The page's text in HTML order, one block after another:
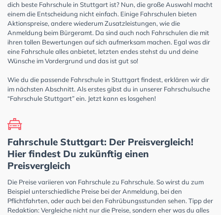
dich beste Fahrschule in Stuttgart ist? Nun, die große Auswahl macht
einem die Entscheidung nicht einfach. Einige Fahrschulen bieten
Aktionspreise, andere wiederum Zusatzleistungen, wie die
Anmeldung beim Bürgeramt. Da sind auch noch Fahrschulen die mit
ihren tollen Bewertungen auf sich aufmerksam machen. Egal was dir
eine Fahrschule alles anbietet, letzten endes stehst du und deine
Wünsche im Vordergrund und das ist gut so!
Wie du die passende Fahrschule in Stuttgart findest, erklären wir dir
im nächsten Abschnitt. Als erstes gibst du in unserer Fahrschulsuche
“Fahrschule Stuttgart” ein. Jetzt kann es losgehen!
Fahrschule Stuttgart: Der Preisvergleich!
Hier findest Du zukünftig einen
Preisvergleich
Die Preise variieren von Fahrschule zu Fahrschule. So wirst du zum
Beispiel unterschiedliche Preise bei der Anmeldung, bei den
Pflichtfahrten, oder auch bei den Fahrübungsstunden sehen. Tipp der
Redaktion: Vergleiche nicht nur die Preise, sondern eher was du alles